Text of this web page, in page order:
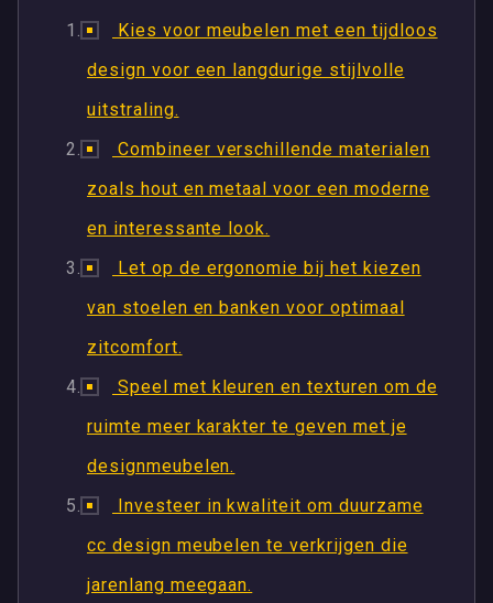
Kies voor meubelen met een tijdloos
design voor een langdurige stijlvolle
uitstraling.
Combineer verschillende materialen
zoals hout en metaal voor een moderne
en interessante look.
Let op de ergonomie bij het kiezen
van stoelen en banken voor optimaal
zitcomfort.
Speel met kleuren en texturen om de
ruimte meer karakter te geven met je
designmeubelen.
Investeer in kwaliteit om duurzame
cc design meubelen te verkrijgen die
jarenlang meegaan.